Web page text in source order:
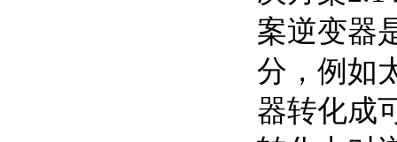
案逆变器
分，例如
器转化成